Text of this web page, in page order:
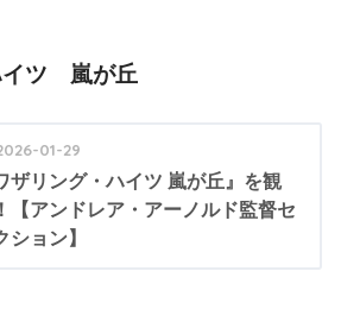
イツ 嵐が丘
01-29
ザリング・ハイツ 嵐が丘』を観
【アンドレア・アーノルド監督セ
ション】